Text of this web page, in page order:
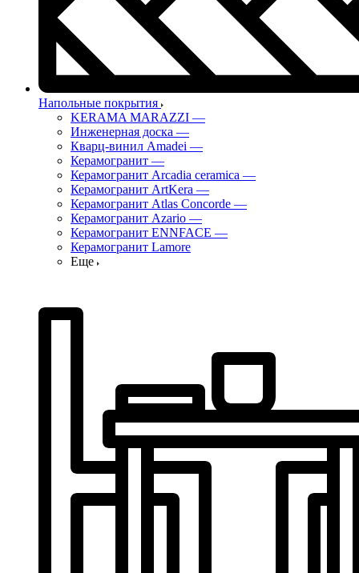
Напольные покрытия
KERAMA MARAZZI —
Инженерная доска —
Кварц-винил Amadei —
Керамогранит —
Керамогранит Arcadia ceramica —
Керамогранит ArtKera —
Керамогранит Atlas Concorde —
Керамогранит Azario —
Керамогранит ENNFACE —
Керамогранит Lamore
Еще